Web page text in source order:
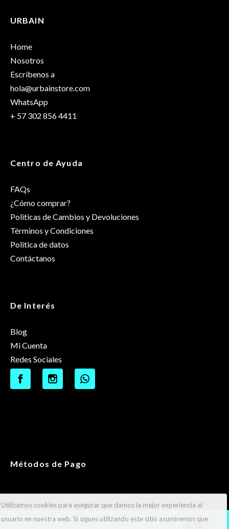
URBAIN
Home
Nosotros
Escríbenos a
hola@urbainstore.com
WhatsApp
+ 57 302 856 4411
Centro de Ayuda
FAQs
¿Cómo comprar?
Politicas de Cambios y Devoluciones
Términos y Condiciones
Politica de datos
Contáctanos
De Interés
Blog
Mi Cuenta
Redes Sociales
Métodos de Pago
Utilizamos cookies para asegurar que damos la mejor experiencia al
usuario en nuestra web. Si sigues utilizando este sitio asumiremos que